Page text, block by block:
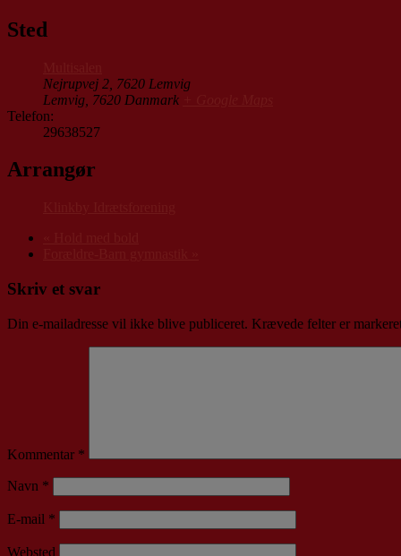
Sted
Nejrupvej 2, 7620 Lemvig
Lemvig 7620 Danmark
Telefon:
29638527
Arrangør
Skriv et svar
Din e-mailadresse vil ikke blive publiceret. Krævede felter er
Kommentar *
Navn *
E-mail *
Websted